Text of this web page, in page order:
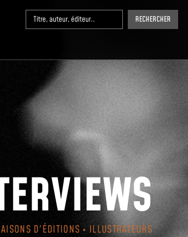
RECHERCHER
D'ÉDITIONS • ILLUSTRATEURS